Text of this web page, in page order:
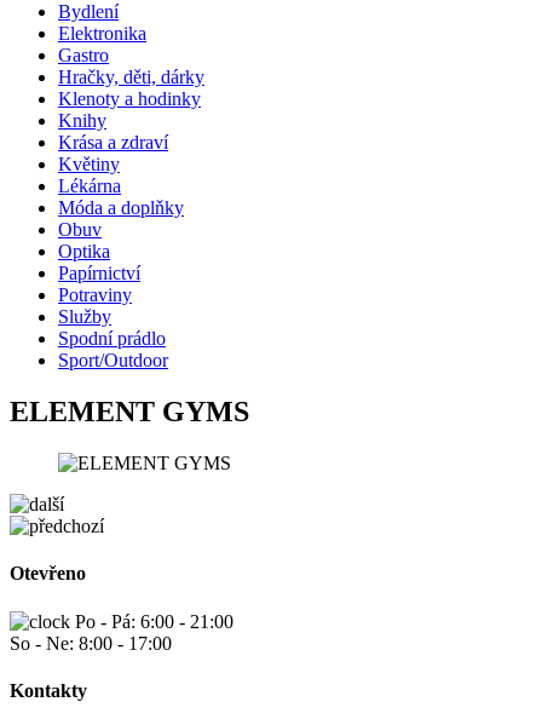
Bydlení
Elektronika
Gastro
Hračky, děti, dárky
Klenoty a hodinky
Knihy
Krása a zdraví
Květiny
Lékárna
Móda a doplňky
Obuv
Optika
Papírnictví
Potraviny
Služby
Spodní prádlo
Sport/Outdoor
ELEMENT GYMS
Otevřeno
Po - Pá: 6:00 - 21:00
So - Ne: 8:00 - 17:00
Kontakty